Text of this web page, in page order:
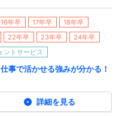
16年卒 17年卒
18年卒
22年卒 23年卒
24年卒
ントサービス
事で活かせる強みが分かる！
詳細を見る